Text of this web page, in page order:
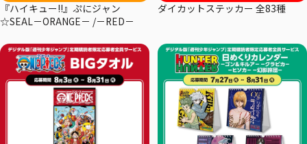
『ハイキュー!!』ぷにジャン
☆SEAL－ORANGE－ /－RED－
ダイカットステッカー 全83種